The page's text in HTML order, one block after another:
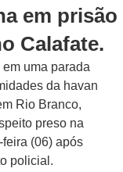
em prisão
Calafate.
uma parada
da havan
Rio Branco,
preso na
(06) após
policial.